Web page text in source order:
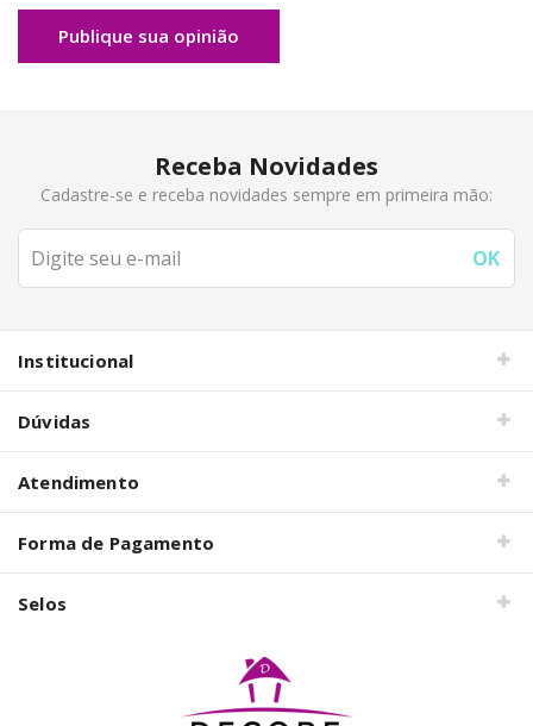
Publique sua opinião
Receba Novidades
Cadastre-se e receba novidades sempre em primeira mão:
Institucional
Dúvidas
Atendimento
Forma de Pagamento
Selos